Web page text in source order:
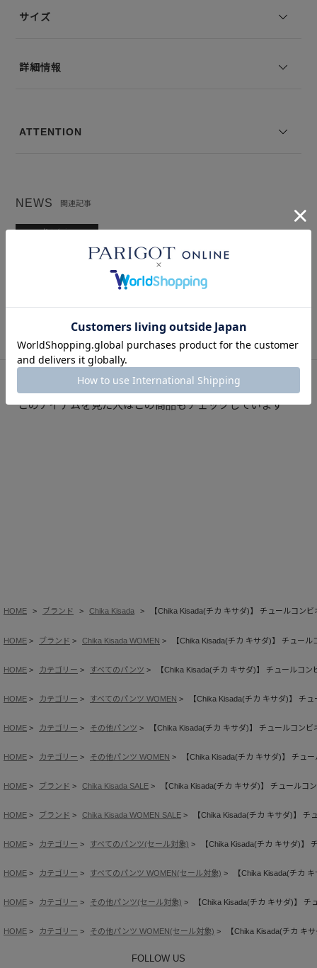
ご了承ください。
サイズ
詳細情報
ATTENTION
NEWS 関連記事
BRAND FOCUS 時代を映すブランド「 Chika
このアイテムを見た人はこの商品もチェックしています
HOME ブランド Chika Kisada 【Chika Kisada(チカ キサダ)】 チュールコンビ
HOME ブランド Chika Kisada WOMEN 【Chika Kisada(チカ キサダ)】 チュール
HOME カテゴリー すべてのパンツ 【Chika Kisada(チカ キサダ)】 チュールコン
HOME カテゴリー すべてのパンツ WOMEN 【Chika Kisada(チカ キサダ)】 チ
HOME カテゴリー その他パンツ 【Chika Kisada(チカ キサダ)】 チュールコンビ
HOME カテゴリー その他パンツ WOMEN 【Chika Kisada(チカ キサダ)】 チュ
HOME ブランド Chika Kisada SALE 【Chika Kisada(チカ キサダ)】 チュールコ
HOME ブランド Chika Kisada WOMEN SALE 【Chika Kisada(チカ キサダ)】 チ
HOME カテゴリー すべてのパンツ(セール対象) 【Chika Kisada(チカ キサダ)】
HOME カテゴリー すべてのパンツ WOMEN(セール対象) 【Chika Kisada(チカ
HOME カテゴリー その他パンツ(セール対象) 【Chika Kisada(チカ キサダ)】 チ
HOME カテゴリー その他パンツ WOMEN(セール対象) 【Chika Kisada(チカ キ
FOLLOW US